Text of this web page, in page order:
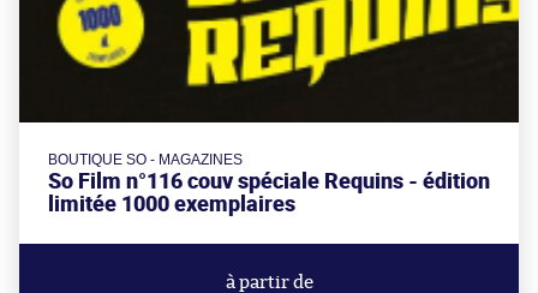
BOUTIQUE SO - MAGAZINES
So Film n°116 couv spéciale Requins - édition
limitée 1000 exemplaires
à partir de